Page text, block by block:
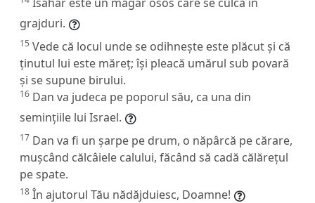
grajduri.
15 Vede că locul unde se odihnește este plăcut și că
ținutul lui este măreț; își pleacă umărul sub povară
și se supune birului.
16 Dan va judeca pe poporul său, ca una din
semințiile lui Israel.
17 Dan va fi un șarpe pe drum, o năpârcă pe cărare,
mușcând călcâiele calului, făcând să cadă călărețul
pe spate.
18 În ajutorul Tău nădăjduiesc, Doamne!